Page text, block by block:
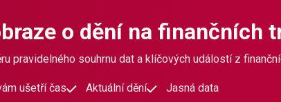
o dění na finančních
pravidelného souhrnu dat a klíčových událostí z
ušetří čas Aktuální dění Jasná data